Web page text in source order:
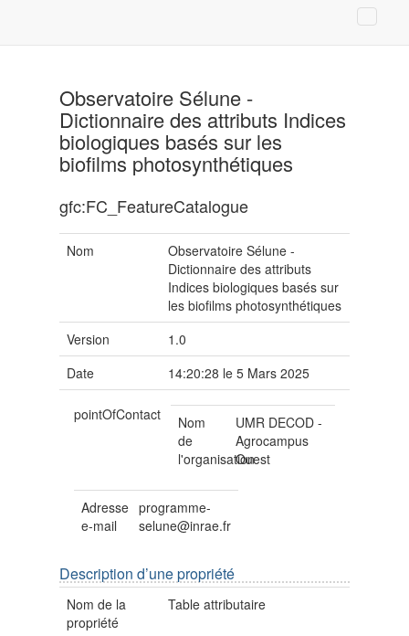
Observatoire Sélune -
Dictionnaire des attributs Indices
biologiques basés sur les
biofilms photosynthétiques
gfc:FC_FeatureCatalogue
Nom
Observatoire Sélune -
Dictionnaire des attributs
Indices biologiques basés sur
les biofilms photosynthétiques
Version
1.0
Date
14:20:28 le 5 Mars 2025
pointOfContact
Nom
de
l'organisation
UMR DECOD -
Agrocampus
Ouest
Adresse
e-mail
programme-
selune@inrae.fr
Description d’une propriété
Nom de la
propriété
Table attributaire